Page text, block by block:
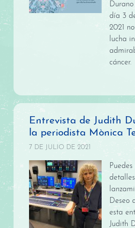
Durano
día 3
2021
lucha
cáncer.
Entrevista de Judith
la periodista Mònica
7 DE JULIO DE 2021
Deseo
esta
Judith